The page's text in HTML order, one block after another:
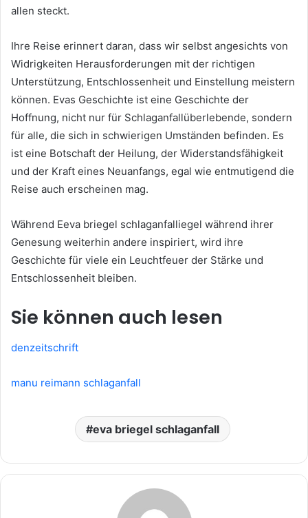
allen steckt.
Ihre Reise erinnert daran, dass wir selbst angesichts von
Widrigkeiten Herausforderungen mit der richtigen
Unterstützung, Entschlossenheit und Einstellung meistern
können. Evas Geschichte ist eine Geschichte der
Hoffnung, nicht nur für Schlaganfallüberlebende, sondern
für alle, die sich in schwierigen Umständen befinden. Es
ist eine Botschaft der Heilung, der Widerstandsfähigkeit
und der Kraft eines Neuanfangs, egal wie entmutigend die
Reise auch erscheinen mag.
Während Eeva briegel schlaganfalliegel während ihrer
Genesung weiterhin andere inspiriert, wird ihre
Geschichte für viele ein Leuchtfeuer der Stärke und
Entschlossenheit bleiben.
Sie können auch lesen
denzeitschrift
manu reimann schlaganfall
eva briegel schlaganfall